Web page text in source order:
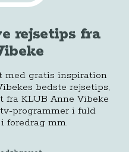
rejsetips fra
med gratis inspiration
bedste rejsetips,
fra KLUB Anne Vibeke
programmer i fuld
foredrag mm.